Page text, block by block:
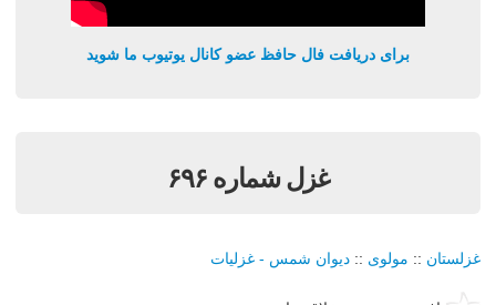
برای دریافت فال حافظ عضو کانال یوتیوب ما شوید
غزل شماره ۶۹۶
غزلستان :: مولوی :: دیوان شمس - غزلیات